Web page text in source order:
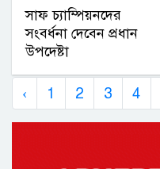
সাফ চ্যাম্পিয়নদের
সংবর্ধনা দেবেন প্রধান
উপদেষ্টা
‹ 1 2 3 4